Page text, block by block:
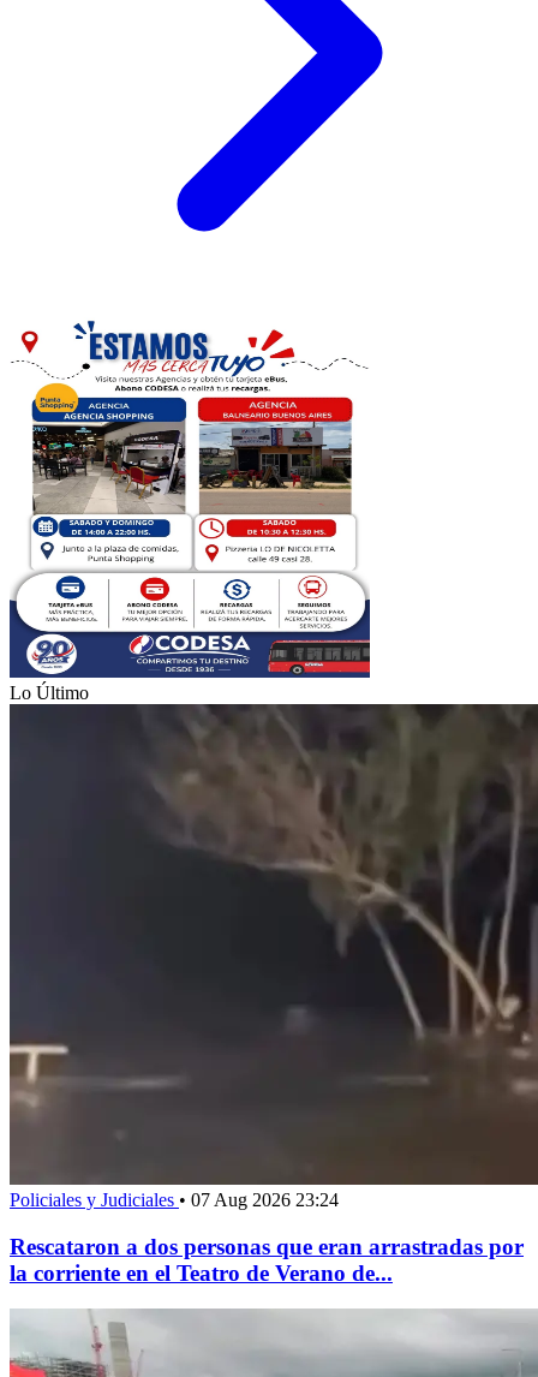
Lo Último
Policiales y Judiciales • 07 Aug 2026 23:24
Rescataron a dos personas que eran arrastradas por
la corriente en el Teatro de Verano de...